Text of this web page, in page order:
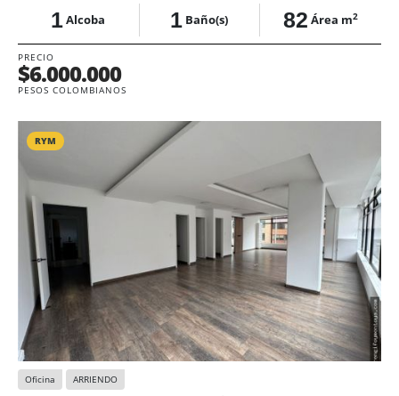
1Alcoba 1 Baño(s) 82 Área m2
PRECIO
$6.000.000
PESOS COLOMBIANOS
RYM
Oficina ARRIENDO